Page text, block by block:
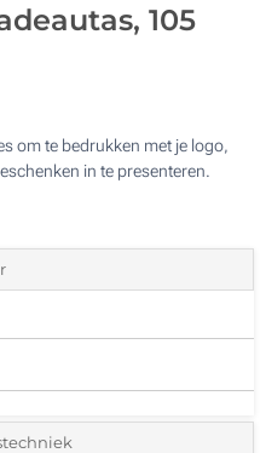
105
om te bedrukken met je logo,
in te presenteren.